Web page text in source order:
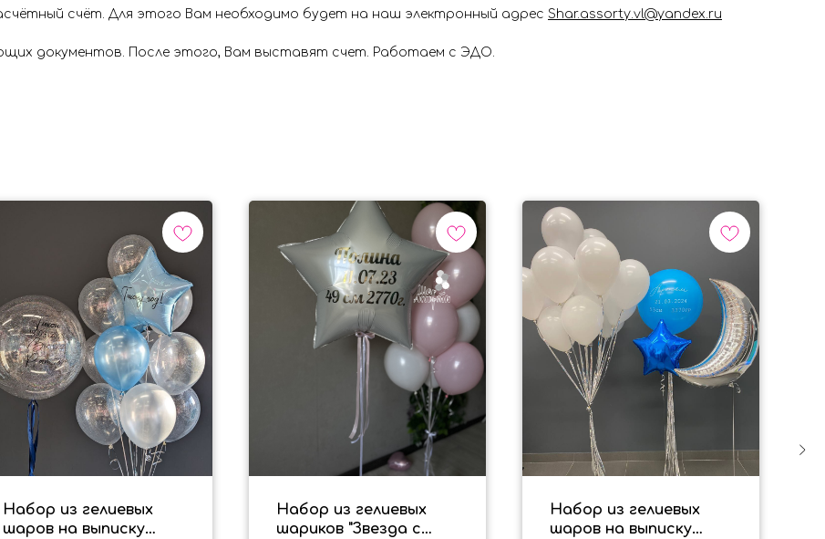
счёт. Для этого Вам необходимо будет на наш электронный адрес Shar.assorty.vl@yandex.ru
документов. После этого, Вам выставят счет. Работаем с ЭДО.
Набор из гелиевых
шаров на выписку
Набор из гелиевых
шариков "Звезда с
Набор из гелиевых
шаров на выписку